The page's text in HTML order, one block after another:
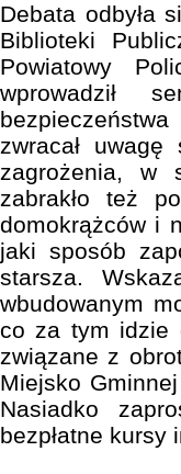
Debata odbyła
Biblioteki
Powiatowy
wprowadził
zwracał
zagrożenia, w
zabrakło też
domokrążców i
jaki sposób
starsza.
wbudowanym
co za tym idzie
związane z
Miejsko
Nasiadko
bezpłatne kursy